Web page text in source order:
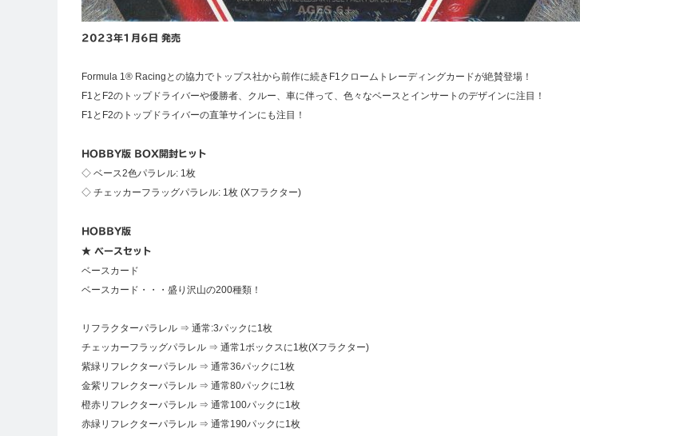
2023年1月6日 発売
Formula 1® Racingとの協力でトップス社から前作に続きF1クロームトレーディングカードが絶賛登場！
F1とF2のトップドライバーや優勝者、クルー、車に伴って、色々なベースとインサートのデザインに注目！
F1とF2のトップドライバーの直筆サインにも注目！
HOBBY版 BOX開封ヒット
◇ ベース2色パラレル: 1枚
◇ チェッカーフラッグパラレル: 1枚 (Xフラクター)
HOBBY版
★ ベースセット
ベースカード
ベースカード・・・盛り沢山の200種類！
リフラクターパラレル ⇒ 通常:3パックに1枚
チェッカーフラッグパラレル ⇒ 通常1ボックスに1枚(Xフラクター)
紫緑リフレクターパラレル ⇒ 通常36パックに1枚
金紫リフレクターパラレル ⇒ 通常80パックに1枚
橙赤リフレクターパラレル ⇒ 通常100パックに1枚
赤緑リフレクターパラレル ⇒ 通常190パックに1枚